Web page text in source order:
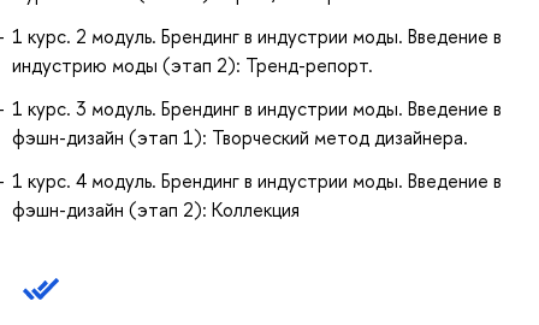
1 курс. 2 модуль. Брендинг в индустрии моды. Введение в
индустрию моды (этап 2): Тренд-репорт.
1 курс. 3 модуль. Брендинг в индустрии моды. Введение в
фэшн-дизайн (этап 1): Творческий метод дизайнера.
1 курс. 4 модуль. Брендинг в индустрии моды. Введение в
фэшн-дизайн (этап 2): Коллекция